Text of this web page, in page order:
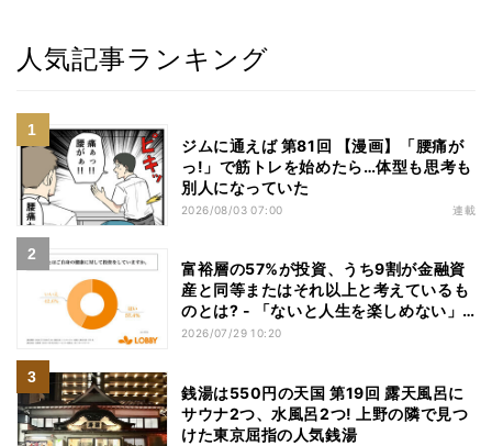
人気記事ランキング
ジムに通えば 第81回 【漫画】「腰痛が
っ!」で筋トレを始めたら…体型も思考も
別人になっていた
2026/08/03 07:00 連載
富裕層の57%が投資、うち9割が金融資
産と同等またはそれ以上と考えているも
のとは? - 「ないと人生を楽しめない」
「人生の幸福度に直結する」「一度失え
2026/07/29 10:20
銭湯は550円の天国 第19回 露天風呂に
サウナ2つ、水風呂2つ! 上野の隣で見つ
けた東京屈指の人気銭湯